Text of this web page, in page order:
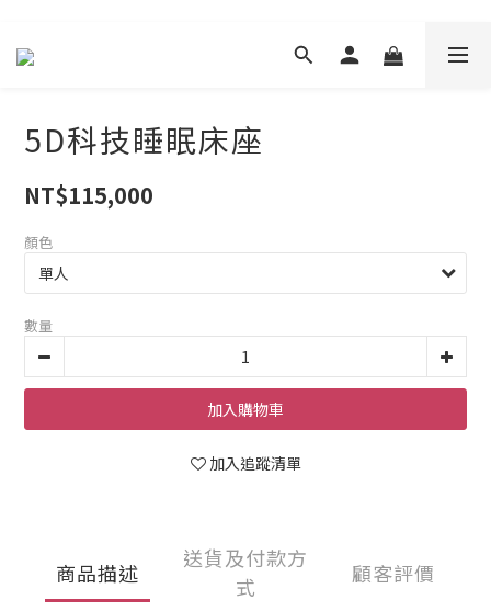
5D科技睡眠床座
NT$115,000
顏色
數量
加入購物車
加入追蹤清單
商品描述
送貨及付款方
式
顧客評價